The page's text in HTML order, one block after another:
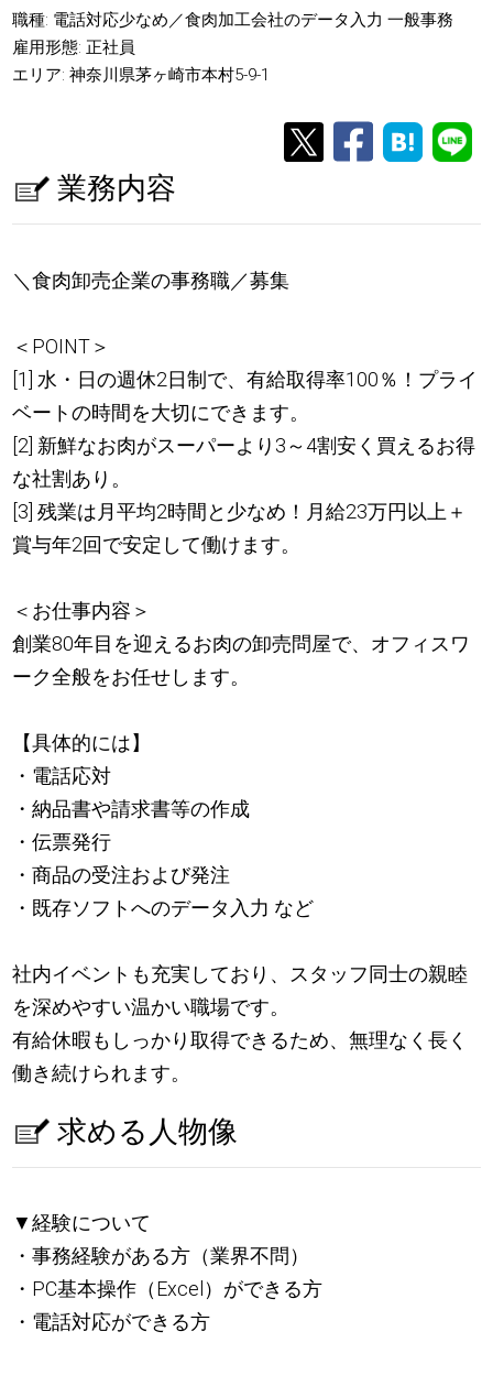
職種: 電話対応少なめ／食肉加工会社のデータ入力 一般事務
雇用形態: 正社員
エリア: 神奈川県茅ヶ崎市本村5-9-1
業務内容
＼食肉卸売企業の事務職／募集
＜POINT＞
[1] 水・日の週休2日制で、有給取得率100％！プライ
ベートの時間を大切にできます。
[2] 新鮮なお肉がスーパーより3～4割安く買えるお得
な社割あり。
[3] 残業は月平均2時間と少なめ！月給23万円以上＋
賞与年2回で安定して働けます。
＜お仕事内容＞
創業80年目を迎えるお肉の卸売問屋で、オフィスワ
ーク全般をお任せします。
【具体的には】
・電話応対
・納品書や請求書等の作成
・伝票発行
・商品の受注および発注
・既存ソフトへのデータ入力 など
社内イベントも充実しており、スタッフ同士の親睦
を深めやすい温かい職場です。
有給休暇もしっかり取得できるため、無理なく長く
働き続けられます。
求める人物像
▼経験について
・事務経験がある方（業界不問）
・PC基本操作（Excel）ができる方
・電話対応ができる方